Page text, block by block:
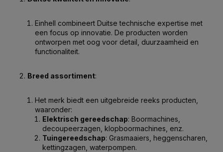
Einhell combineert Duitse technische expertise met
een focus op innovatie. De producten worden
ontworpen met oog voor detail, duurzaamheid en
functionaliteit.
Breed assortiment:
Het merk biedt een uitgebreide reeks producten,
waaronder:
Elektrisch gereedschap: Boormachines,
decoupeerzagen, klopboormachines, enz.
Tuingereedschap: Grasmaaiers, heggenscharen,
kettingzagen, waterpompen.